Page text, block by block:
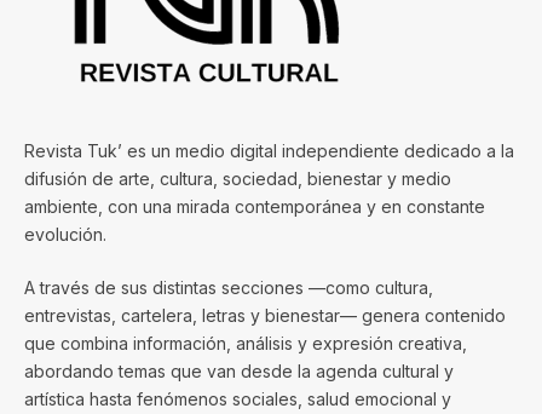
Revista Tuk’ es un medio digital independiente dedicado a la
difusión de arte, cultura, sociedad, bienestar y medio
ambiente, con una mirada contemporánea y en constante
evolución.
A través de sus distintas secciones —como cultura,
entrevistas, cartelera, letras y bienestar— genera contenido
que combina información, análisis y expresión creativa,
abordando temas que van desde la agenda cultural y
artística hasta fenómenos sociales, salud emocional y